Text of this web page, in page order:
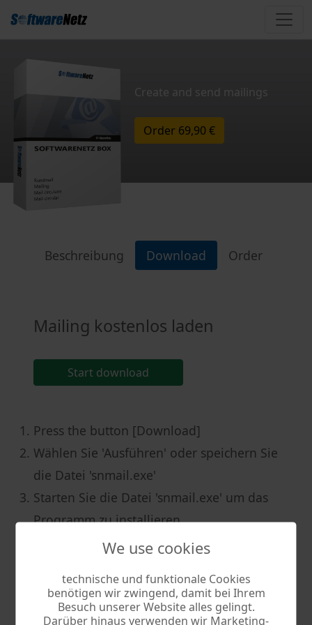
We use cookies
technische und funktionale Cookies
benötigen wir zwingend, damit bei Ihrem
Besuch unserer Website alles gelingt.
Darüber hinaus verwenden wir Marketing-
Create and send mailings
Order 69,90 €
Beschreibung Download Order
Mailing kostenlos laden
Start download
Press the button [Download]
Wählen Sie 'Ausführen' oder speichern Sie
die Datei 'snmail.exe'
Starten Sie die Datei 'snmail.exe' um das
Programm zu installieren
Nutzungsbedingungen & Deinstallation
More information